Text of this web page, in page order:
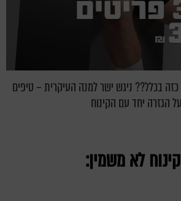
בכלל?? ניגש ישר למנה העיקרית – טיפים
הגזרה יחד עם הקינוח